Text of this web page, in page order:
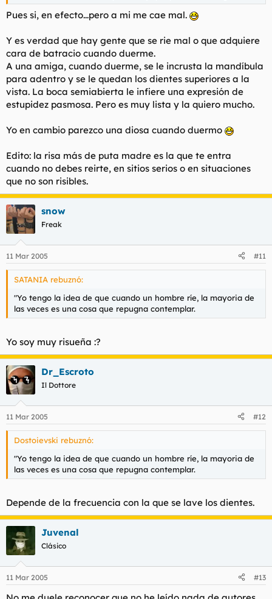
Pues si, en efecto...pero a mi me cae mal.
Y es verdad que hay gente que se rie mal o que adquiere
cara de batracio cuando duerme.
A una amiga, cuando duerme, se le incrusta la mandíbula
para adentro y se le quedan los dientes superiores a la
vista. La boca semiabierta le infiere una expresión de
estupidez pasmosa. Pero es muy lista y la quiero mucho.
Yo en cambio parezco una diosa cuando duermo
Edito: la risa más de puta madre es la que te entra
cuando no debes reirte, en sitios serios o en situaciones
que no son risibles.
snow
Freak
11 Mar 2005 #11
SATANIA rebuznó:
"Yo tengo la idea de que cuando un hombre ríe, la mayoria de
las veces es una cosa que repugna contemplar.
Yo soy muy risueña :?
Dr_Escroto
Il Dottore
11 Mar 2005 #12
Dostoievski rebuznó:
"Yo tengo la idea de que cuando un hombre ríe, la mayoria de
las veces es una cosa que repugna contemplar.
Depende de la frecuencia con la que se lave los dientes.
Juvenal
Clásico
11 Mar 2005 #13